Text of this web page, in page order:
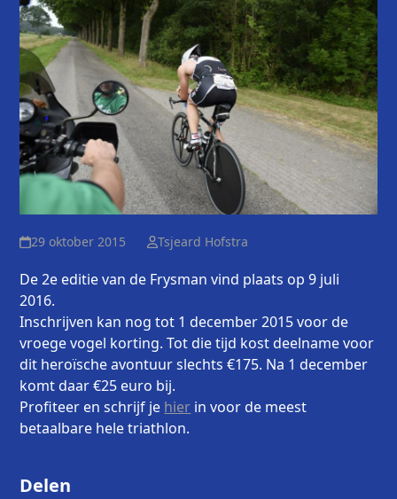
29 oktober 2015 Tsjeard Hofstra
De 2e editie van de Frysman vind plaats op 9 juli
2016.
Inschrijven kan nog tot 1 december 2015 voor de
vroege vogel korting. Tot die tijd kost deelname voor
dit heroïsche avontuur slechts €175. Na 1 december
komt daar €25 euro bij.
Profiteer en schrijf je hier in voor de meest
betaalbare hele triathlon.
Delen